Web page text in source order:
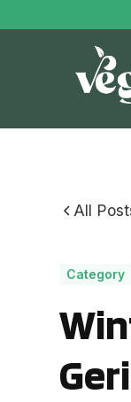
All
Category